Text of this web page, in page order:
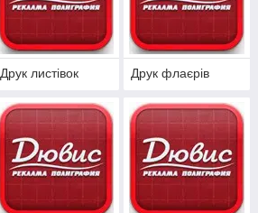
Друк листівок Друк флаєрів